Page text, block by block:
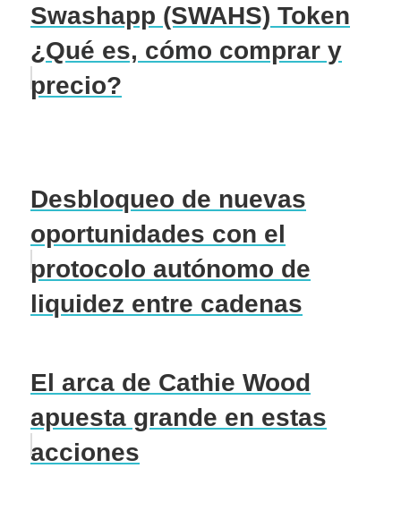
Swashapp (SWAHS) Token
¿Qué es, cómo comprar y
precio?
Desbloqueo de nuevas
oportunidades con el
protocolo autónomo de
liquidez entre cadenas
El arca de Cathie Wood
apuesta grande en estas
acciones